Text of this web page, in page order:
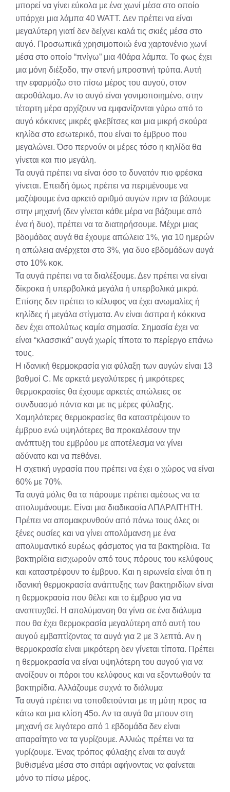
μπορεί να γίνει εύκολα με ένα χωνί μέσα στο οποίο
υπάρχει μια λάμπα 40 WATT. Δεν πρέπει να είναι
μεγαλύτερη γιατί δεν δείχνει καλά τις σκιές μέσα στο
αυγό. Προσωπικά χρησιμοποιώ ένα χαρτονένιο χωνί
μέσα στο οποίο “πνίγω” μια 40άρα λάμπα. Το φως έχει
μια μόνη διέξοδο, την στενή μπροστινή τρύπα. Αυτή
την εφαρμόζω στο πίσω μέρος του αυγού, στον
αεροθάλαμο. Αν το αυγό είναι γονιμοποιημένο, στην
τέταρτη μέρα αρχίζουν να εμφανίζονται γύρω από το
αυγό κόκκινες μικρές φλεβίτσες και μια μικρή σκούρα
κηλίδα στο εσωτερικό, που είναι το έμβρυο που
μεγαλώνει. Όσο περνούν οι μέρες τόσο η κηλίδα θα
γίνεται και πιο μεγάλη.
Τα αυγά πρέπει να είναι όσο το δυνατόν πιο φρέσκα
γίνεται. Επειδή όμως πρέπει να περιμένουμε να
μαζέψουμε ένα αρκετό αριθμό αυγών πριν τα βάλουμε
στην μηχανή (δεν γίνεται κάθε μέρα να βάζουμε από
ένα ή δυο), πρέπει να τα διατηρήσουμε. Μέχρι μιας
βδομάδας αυγά θα έχουμε απώλεια 1%, για 10 ημερών
η απώλεια ανέρχεται στο 3%, για δυο εβδομάδων αυγά
στο 10% κοκ.
Τα αυγά πρέπει να τα διαλέξουμε. Δεν πρέπει να είναι
δίκροκα ή υπερβολικά μεγάλα ή υπερβολικά μικρά.
Επίσης δεν πρέπει το κέλυφος να έχει ανωμαλίες ή
κηλίδες ή μεγάλα στίγματα. Αν είναι άσπρα ή κόκκινα
δεν έχει απολύτως καμία σημασία. Σημασία έχει να
είναι “κλασσικά” αυγά χωρίς τίποτα το περίεργο επάνω
τους.
Η ιδανική θερμοκρασία για φύλαξη των αυγών είναι 13
βαθμοί C. Με αρκετά μεγαλύτερες ή μικρότερες
θερμοκρασίες θα έχουμε αρκετές απώλειες σε
συνδυασμό πάντα και με τις μέρες φύλαξης.
Χαμηλότερες θερμοκρασίες θα καταστρέψουν το
έμβρυο ενώ υψηλότερες θα προκαλέσουν την
ανάπτυξη του εμβρύου με αποτέλεσμα να γίνει
αδύνατο και να πεθάνει.
Η σχετική υγρασία που πρέπει να έχει ο χώρος να είναι
60% με 70%.
Τα αυγά μόλις θα τα πάρουμε πρέπει αμέσως να τα
απολυμάνουμε. Είναι μια διαδικασία ΑΠΑΡΑΙΤΗΤΗ.
Πρέπει να απομακρυνθούν από πάνω τους όλες οι
ξένες ουσίες και να γίνει απολύμανση με ένα
απολυμαντικό ευρέως φάσματος για τα βακτηρίδια. Τα
βακτηρίδια εισχωρούν από τους πόρους του κελύφους
και καταστρέφουν το έμβρυο. Και η ειρωνεία είναι ότι η
ιδανική θερμοκρασία ανάπτυξης των βακτηριδίων είναι
η θερμοκρασία που θέλει και το έμβρυο για να
αναπτυχθεί. Η απολύμανση θα γίνει σε ένα διάλυμα
που θα έχει θερμοκρασία μεγαλύτερη από αυτή του
αυγού εμβαπτίζοντας τα αυγά για 2 με 3 λεπτά. Αν η
θερμοκρασία είναι μικρότερη δεν γίνεται τίποτα. Πρέπει
η θερμοκρασία να είναι υψηλότερη του αυγού για να
ανοίξουν οι πόροι του κελύφους και να εξοντωθούν τα
βακτηρίδια. Αλλάζουμε συχνά το διάλυμα
Τα αυγά πρέπει να τοποθετούνται με τη μύτη προς τα
κάτω και μια κλίση 45ο. Αν τα αυγά θα μπουν στη
μηχανή σε λιγότερο από 1 εβδομάδα δεν είναι
απαραίτητο να τα γυρίζουμε. Αλλιώς πρέπει να τα
γυρίζουμε. Ένας τρόπος φύλαξης είναι τα αυγά
βυθισμένα μέσα στο σιτάρι αφήνοντας να φαίνεται
μόνο το πίσω μέρος.